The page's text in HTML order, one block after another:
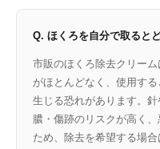
Q. ほくろを自分で取ると
市販のほくろ除去クリー
がほとんどなく、使用す
生じる恐れがあります。
膿・傷跡のリスクが高く
ため、除去を希望する場